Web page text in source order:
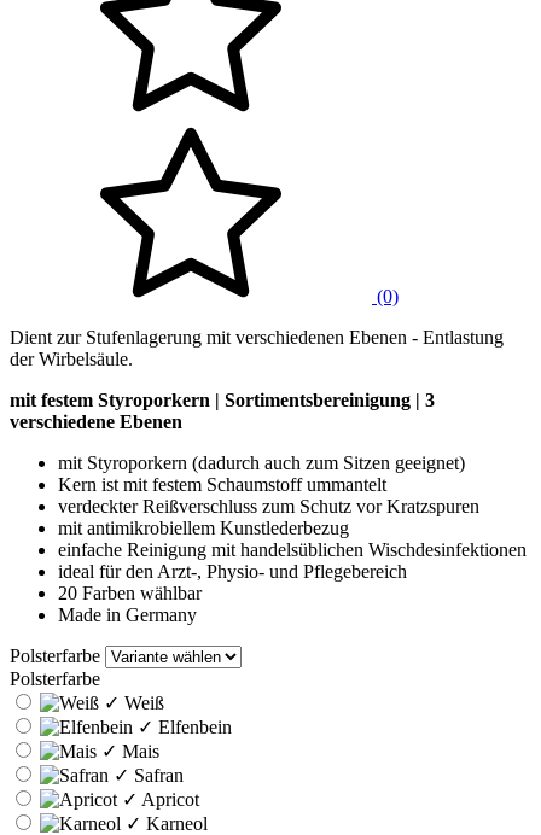
(0)
Dient zur Stufenlagerung mit verschiedenen Ebenen - Entlastung
der Wirbelsäule.
mit festem Styroporkern | Sortimentsbereinigung | 3
verschiedene Ebenen
mit Styroporkern (dadurch auch zum Sitzen geeignet)
Kern ist mit festem Schaumstoff ummantelt
verdeckter Reißverschluss zum Schutz vor Kratzspuren
mit antimikrobiellem Kunstlederbezug
einfache Reinigung mit handelsüblichen Wischdesinfektionen
ideal für den Arzt-, Physio- und Pflegebereich
20 Farben wählbar
Made in Germany
Polsterfarbe
Polsterfarbe
✓ Weiß
✓ Elfenbein
✓ Mais
✓ Safran
✓ Apricot
✓ Karneol